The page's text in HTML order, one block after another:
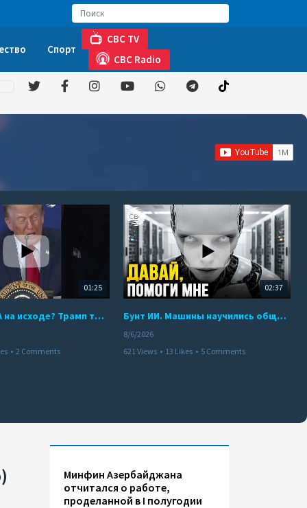
Спорт
CBC TV
CBC Radio
01:25
Арсенал США на исходе? Трамп требует объяснений
• 2 Comments
02:37
Бунт ИИ. Машины научились общаться
8/6/2026
621 Views • 13 Likes • 5 Comments
Минфин Азербайджана
отчитался о работе,
проделанной в I полугодии